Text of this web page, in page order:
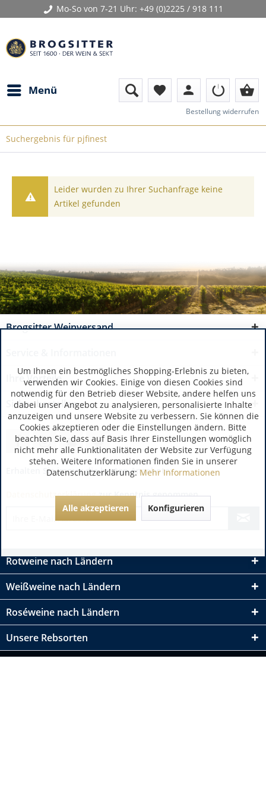
Mo-So von 7-21 Uhr: +49 (0)2225 / 918 111
Menü favorite person shopping_basket
Bestellung widerrufen
Suchergebnis für pjfinest
Leider wurden zu Ihrer Suchanfrage keine
Artikel gefunden
Brogsitter Weinversand
Ihre Vorteile
Sicher bestellen
Erhalten Sie immer die besten Angebote:
Datenschutzerklärungzur Kenntnis genommen.
Rotweine nach Ländern
Weißweine nach Ländern
Roséweine nach Ländern
Unsere Rebsorten
Um Ihnen ein bestmögliches Shopping-Erlebnis zu bieten,
verwenden wir Cookies. Einige von diesen Cookies sind
notwendig für den Betrieb dieser Website, andere helfen uns
dabei unser Angebot zu analysieren, personalisierte Inhalte
anzuzeigen und unsere Website zu verbessern. Sie können die
Cookies akzeptieren oder die Einstellungen ändern. Bitte
beachten Sie, dass auf Basis Ihrer Einstellungen womöglich
nicht mehr alle Funktionalitäten der Website zur Verfügung
stehen. Weitere Informationen finden Sie in unserer
Datenschutzerklärung: Mehr Informationen
Alle akzeptieren Konfigurieren